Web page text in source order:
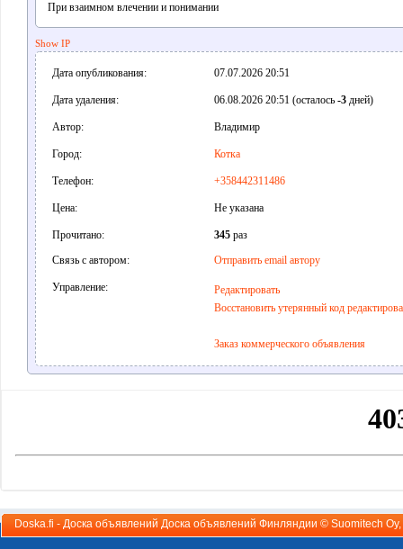
При взаимном влечении и понимании
Show IP
Дата опубликования: 07.07.2026 20:51
Дата удаления: 06.08.2026 20:51 (осталось -3дней)
Автор: Владимир
Город: Котка
Телефон: +358442311486
Цена: Не указана
Прочитано: 345раз
Связь с автором:
Отправить email автору
Управление:
Редактировать
Восстановить утерянный код
Заказ коммерческого объявления
Doska.fi - Доска объявлений Доска объявлений Финляндии © Suomitech Oy